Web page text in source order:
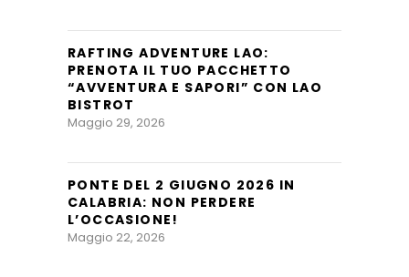
RAFTING ADVENTURE LAO:
PRENOTA IL TUO PACCHETTO
“AVVENTURA E SAPORI” CON LAO
BISTROT
Maggio 29, 2026
PONTE DEL 2 GIUGNO 2026 IN
CALABRIA: NON PERDERE
L’OCCASIONE!
Maggio 22, 2026